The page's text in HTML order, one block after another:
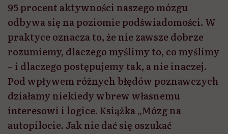
95 procent aktywności naszego mózgu
odbywa się na poziomie podświadomości. W
praktyce oznacza to, że nie zawsze dobrze
rozumiemy, dlaczego myślimy to, co myślimy
– i dlaczego postępujemy tak, a nie inaczej.
Pod wpływem różnych błędów poznawczych
działamy niekiedy wbrew własnemu
interesowi i logice. Książka „Mózg na
autopilocie. Jak nie dać się oszukać